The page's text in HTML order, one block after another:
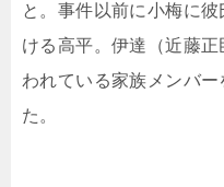
と。事件以前に小梅に
ける高平。伊達（近藤
われている家族メンバ
た。